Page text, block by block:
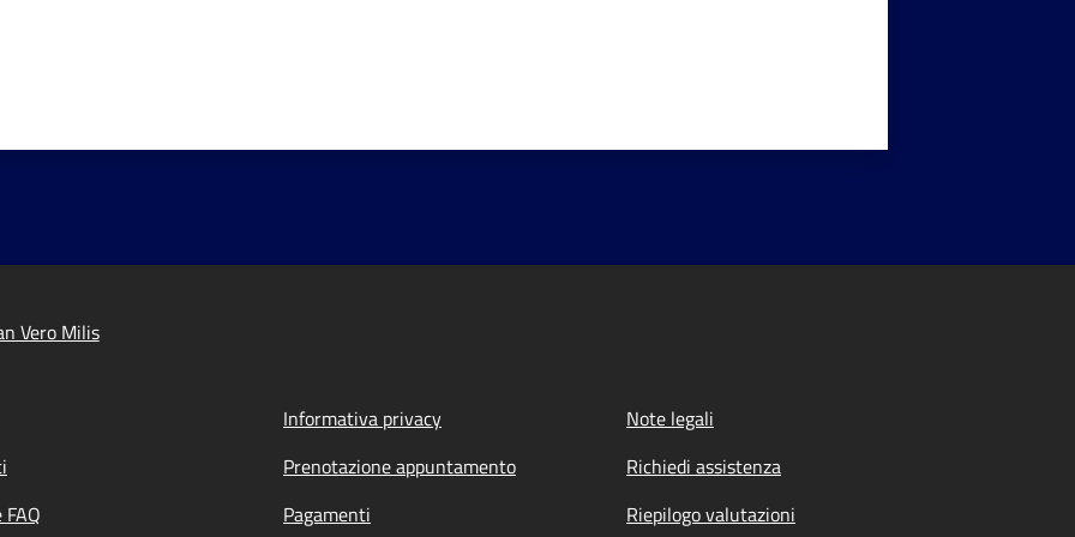
Vero Milis
Informativa privacy
Note legali
Prenotazione appuntamento
Richiedi assistenza
Pagamenti Riepilogo valutazioni